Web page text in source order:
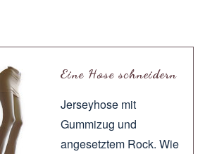
Eine Hose schneidern
Jerseyhose mit
Gummizug und
angesetztem Rock. Wie